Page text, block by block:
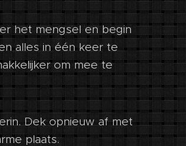
het mengsel en begin
alles in één keer te
om mee te
Dek opnieuw af met
plaats.